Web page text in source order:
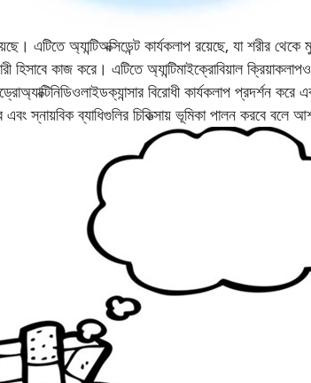
এটিতে অ্যান্টিঅক্সিডেন্ট কার্যকলাপ রয়েছে, যা শরীর
কাজ করে। এটিতে অ্যান্টিমাইক্রোবিয়াল ক্রিয়াকলাপও
ক্যান্সার বিরোধী কার্যকলাপ প্রদর্শন
ব্যাধিগুলির চিকিত্সায় ভূমিকা পালন করবে বলে